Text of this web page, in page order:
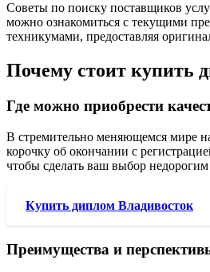
Советы по поиску поставщиков
можно ознакомиться с текущими
техникумами, предоставляя
Почему стоит купить
Где можно приобрести
В стремительно меняющемся мире
корочку об окончании с
чтобы сделать ваш выбор
Купить диплом Владивосток
Преимущества и